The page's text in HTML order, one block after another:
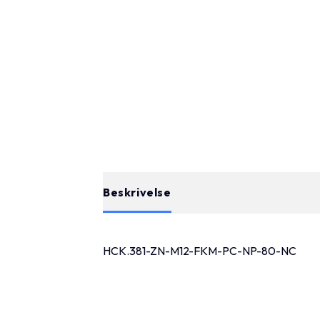
Beskrivelse
HCK.381-ZN-M12-FKM-PC-NP-80-NC